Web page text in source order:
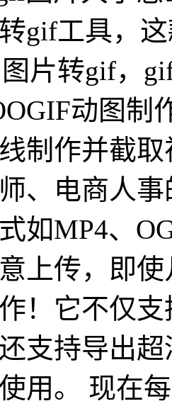
gif工具，
片转gif，
动图制
制作并截
、电商人
如MP4、
上传，即
！它不仅
支持导出
用。 现在